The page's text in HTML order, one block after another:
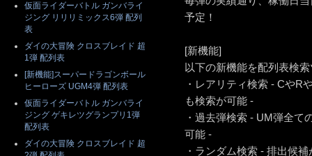
予定！
[新機能]
以下の新機能を配列表検
・レアリティ検索 - CやR
も検索が可能 -
・過去弾検索 - UM弾全て
可能 -
・ランダム検索 - 排出候
仮面ライダーバトル ガンバライ
ジング リリリミックス6弾 配列
表
ダイの大冒険 クロスブレイド 超
1弾 配列表
[新機能]スーパードラゴンボール
ヒーローズ UGM4弾 配列表
仮面ライダーバトル ガンバライ
ジング ゲキレツグランプリ1弾
配列表
ダイの大冒険 クロスブレイド 超